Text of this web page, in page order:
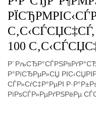
100
Р’
Р°РїСЂРµР»СЏ
СЃР»СѓС‡Р°РµРІ
РїРѕСЃР»РµРґРЅРёРµ